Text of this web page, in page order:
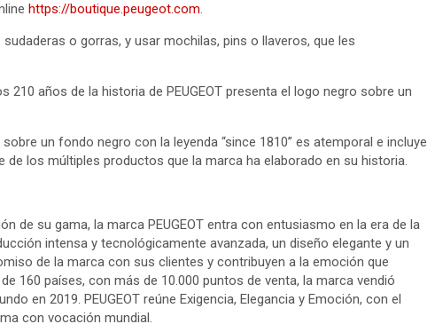
https://boutique.peugeot.com.
o gorras, y usar mochilas, pins o llaveros, que les
años de la historia de PEUGEOT presenta el logo negro sobre un
un fondo negro con la leyenda “since 1810” es atemporal e incluye
los múltiples productos que la marca ha elaborado en su historia.
de su gama, la marca PEUGEOT entra con entusiasmo en la era de la
intensa y tecnológicamente avanzada, un diseño elegante y un
de la marca con sus clientes y contribuyen a la emoción que
160 países, con más de 10.000 puntos de venta, la marca vendió
en 2019. PEUGEOT reúne Exigencia, Elegancia y Emoción, con el
con vocación mundial.